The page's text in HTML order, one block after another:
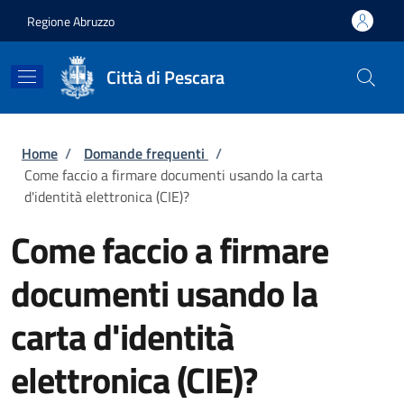
Regione Abruzzo
Città di Pescara
Briciole di pane
Home / Domande frequenti /
Come faccio a firmare documenti usando la carta
d'identità elettronica (CIE)?
Come faccio a firmare
documenti usando la
carta d'identità
elettronica (CIE)?